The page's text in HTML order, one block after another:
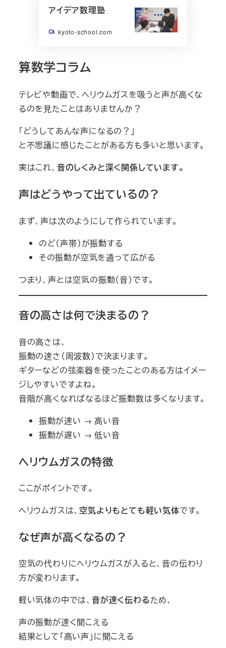
アイデア数理塾
kyoto-school.com
算数学コラム
テレビや動画で、ヘリウムガスを吸うと声が高くな
るのを見たことはありませんか？
「どうしてあんな声になるの？」
と不思議に感じたことがある方も多いと思います。
実はこれ、 音のしくみと深く関係しています。
声はどうやって出ているの？
まず、声は次のようにして作られています。
のど（声帯）が振動する
その振動が空気を通って広がる
つまり、声とは空気の振動（音）です。
音の高さは何で決まるの？
音の高さは、
振動の速さ（周波数）で決まります。
ギターなどの弦楽器を使ったことのある方はイメー
ジしやすいですよね。
音階が高くなればなるほど振動数は多くなります。
振動が速い → 高い音
振動が遅い → 低い音
ヘリウムガスの特徴
ここがポイントです。
ヘリウムガスは、空気よりもとても軽い気体です。
なぜ声が高くなるの？
空気の代わりにヘリウムガスが入ると、音の伝わり
方が変わります。
軽い気体の中では、 音が速く伝わるため、
声の振動が速く聞こえる
結果として「高い声」に聞こえる